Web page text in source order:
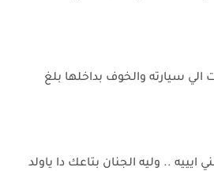
الي سيارته والخوف بداخلها بلغ
ايييه .. وليه الجنان بتاعك دا ياولد